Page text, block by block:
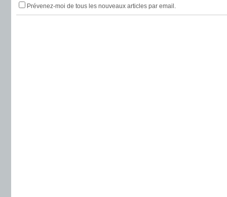
Prévenez-moi de tous les nouveaux articles par email.